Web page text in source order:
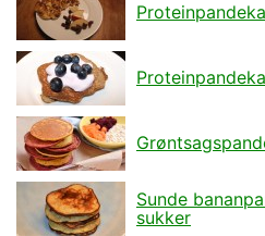
Sunde
sukker